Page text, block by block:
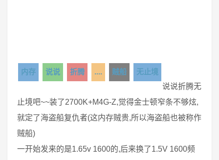
内存 说说 折腾 .... 贼船
无止境
说说折腾无
止境吧~~装了2700K+M4G-Z,觉得金士顿窄条不够炫,
就定了海盗船复仇者(这内存贼贵,所以海盗船也被称作
贼船)
一开始发来的是1.65v 1600的,后来换了1.5V 1600频